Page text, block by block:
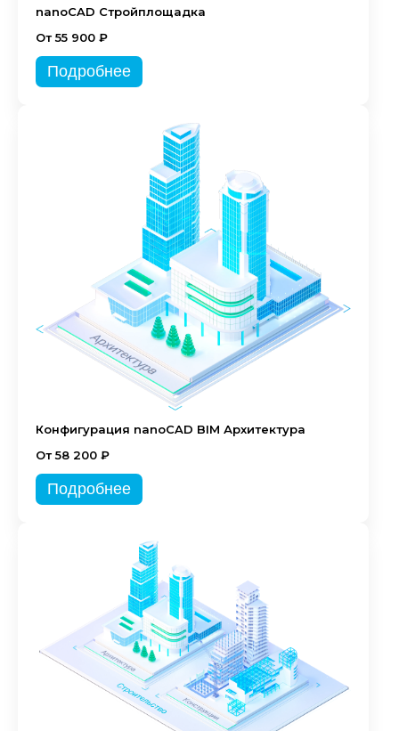
nanoCAD Стройплощадка
От 55 900 ₽
Подробнее
Конфигурация nanoCAD BIM Архитектура
От 58 200 ₽
Подробнее